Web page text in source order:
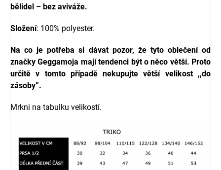
bělidel – bez aviváže.
Složení: 100% polyester.
Na co je potřeba si dávat pozor, že tyto oblečení od
značkyGeggamoja mají tendenci být o něco větší. Proto
určitě v tomto případě nekupujte větší velikost ,,do
zásoby”.
Mrkni na tabulku velikostí.